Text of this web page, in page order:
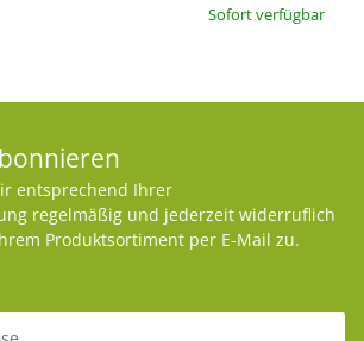
Sofort verfügbar
entsprechend Ihrer
regelmäßig und jederzeit widerruflich
Produktsortiment per E-Mail zu.